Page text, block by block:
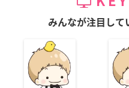
みんなが注目して